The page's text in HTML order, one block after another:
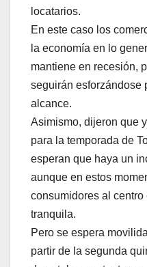
locatarios.
En este caso los
la economía en lo
mantiene en recesión,
seguirán esforzándose
alcance.
Asimismo, dijeron que
para la temporada de
esperan que haya un
aunque en estos
consumidores al
tranquila.
Pero se espera
partir de la segunda